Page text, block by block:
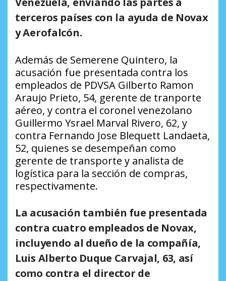
terceros países con la ayuda de Novax
y Aerofalcón.
Además de Semerene Quintero, la
acusación fue presentada contra los
empleados de PDVSA Gilberto Ramon
Araujo Prieto, 54, gerente de tranporte
aéreo, y contra el coronel venezolano
Guillermo Ysrael Marval Rivero, 62, y
contra Fernando Jose Blequett Landaeta,
52, quienes se desempeñan como
gerente de transporte y analista de
logística para la sección de compras,
respectivamente.
La acusación también fue presentada
contra cuatro empleados de Novax,
incluyendo al dueño de la compañía,
Luis Alberto Duque Carvajal, 63, así
como contra el director de